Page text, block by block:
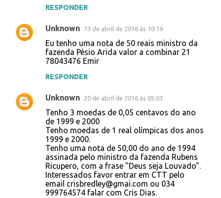
RESPONDER
Unknown 13 de abril de 2016 às 10:19
Eu tenho uma nota de 50 reais ministro da
fazenda Pésio Arida valor a combinar 21
78043476 Emir
RESPONDER
Unknown 20 de abril de 2016 às 05:03
Tenho 3 moedas de 0,05 centavos do ano
de 1999 e 2000
Tenho moedas de 1 real olímpicas dos anos
1999 e 2000.
Tenho uma nota de 50,00 do ano de 1994
assinada pelo ministro da fazenda Rubens
Ricupero, com a frase "Deus seja Louvado".
Interessados favor entrar em CTT pelo
email crisbredley@gmai.com ou 034
999764574 falar com Cris Dias.